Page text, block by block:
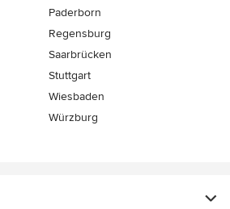
Paderborn
Regensburg
Saarbrücken
Stuttgart
Wiesbaden
Würzburg